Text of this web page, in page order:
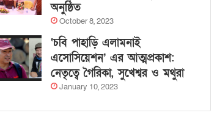
অনুষ্ঠিত
October 8, 2023
‘চবি পাহাড়ি এলামনাই
এসোসিয়েশন’ এর আত্মপ্রকাশ:
নেতৃত্বে গৈরিকা, সুখেশ্বর ও মথুরা
January 10, 2023